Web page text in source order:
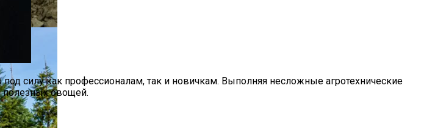
силу как профессионалам, так и новичкам. Выполняя несложные агротехнические
полезных овощей.